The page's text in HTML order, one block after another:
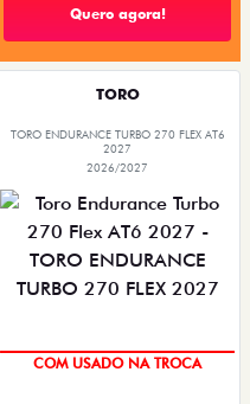
Quero agora!
TORO
TORO ENDURANCE TURBO 270 FLEX AT6
2027
2026/2027
OPORTUNIDADE